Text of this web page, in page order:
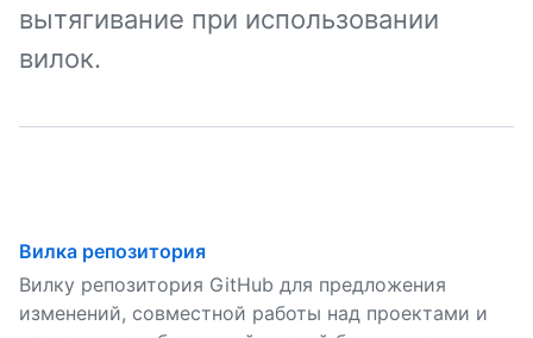
вытягивание при использовании
вилок.
Вилка репозитория
Вилку репозитория GitHub для предложения
изменений, совместной работы над проектами и